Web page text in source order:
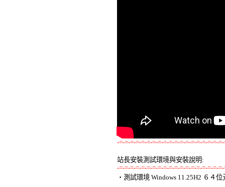
-=-=-=-=-=-=-=-=-=-=-=-=-=-=-=-=-=-=-
站長安裝測試環境與安裝說明:
-=-=-=-=-=-=-=-=-=-=-=-=-=-=-=-=-=-=-
‧測試環境 Windows 11.25H2 ６４